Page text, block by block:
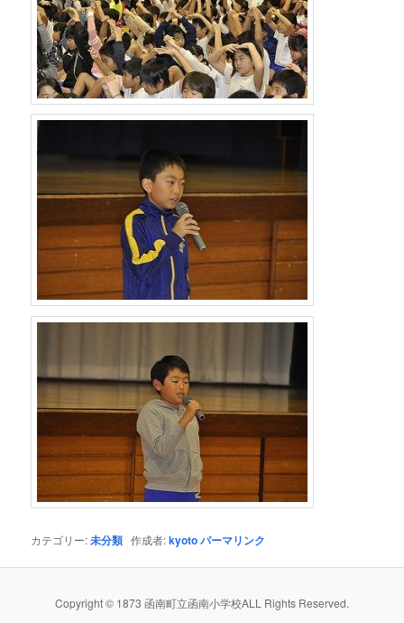
カテゴリー:未分類 作成者:kyotoパーマリンク
Copyright © 1873 函南町立函南小学校ALL Rights Reserved.